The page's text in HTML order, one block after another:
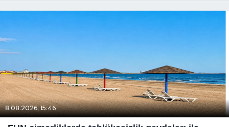
8.08.2026, 15:46